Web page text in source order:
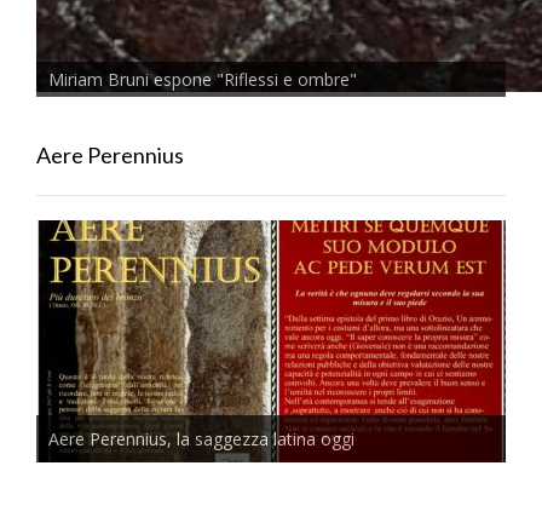
Miriam Bruni espone "Riflessi e ombre"
Aere Perennius
Aere Perennius, la saggezza latina oggi